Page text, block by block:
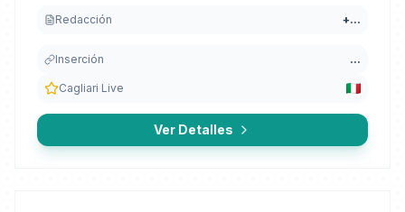
Redacción +...
Inserción ...
Cagliari Live
Ver Detalles